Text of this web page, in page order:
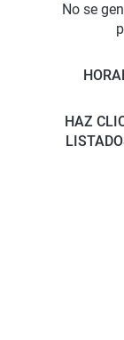
No se
HAZ